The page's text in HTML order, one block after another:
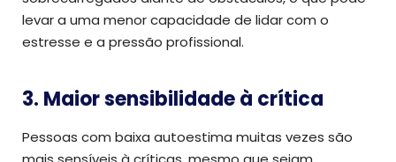
levar a uma menor capacidade de lidar com o
estresse e a pressão profissional.
3. Maior sensibilidade à crítica
Pessoas com baixa autoestima muitas vezes são